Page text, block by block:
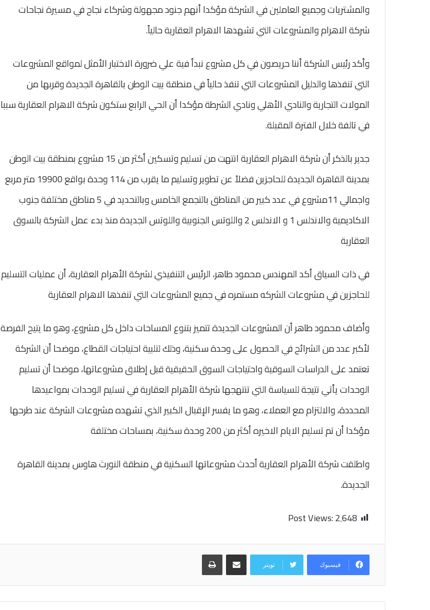
والمشتريات وجميع العاملين في الشركة مؤكدا أنهم جنود مجهولة وشركاء نجاح في مسيرة نجاحات
شركة الاهرام والمشروعات التي تشهدها الاهرام العقارية حالياً.
وأكد رئيس الشركة أننا حريصون في كل مشروع نبدأ فية علي ضرورة الاختبار الأمثل لمواقع المشروعات
التي تنفذها والدليل المشروعات التي تنفذ حالياً في منطقة بيت الوطن بالقاهرة الجديدة وقربها من
المولات التجارية والنادي الأهلي ونادي الشرطة مؤكدا أن الحي الرابع ستكون شركة الاهرام العقارية سببا
في تالفة خلال الفترة المقبلة.
جدير بالذكر أن شركة الاهرام العقارية انتهت من تسليم وتسكين أكثر من 15 مشروع بمنطقة بيت الوطن
بمدينة القاهرة الجديدة للحاجزين فضلاً عن تطوير وتسليم ما يقرب من 114 وحدة بواقع 19900 متر مربع
واجمالي 11مشروع في عدد كبير من المناطق بالتجمع الخامس وبالتحديد في 5 مناطق مختلفة جنوب
الاكاديمية والاندلس 1 و الاندلس 2 واللوتس الجنوبية واللوتس الجديدة منذ بدء عمل الشركة بالسوق
العقارية
في ذات السياق أكد المهندس محمود طاهر، الرئيس التنفيذي لشركة الأهرام العقارية، أن عمليات التسليم
للحاجزين في مشروعات الشركه مستمره في جميع المشروعات التي تنفذها الاهرام العقارية
وأضاف محمود طاهر أن المشروعات الجديدة تتميز بتنوع المساحات داخل كل مشروع، وهو ما يتيح الفرصة
لأكبر عدد من الشرائح في الحصول على وحدة سكنية، وذلك لتلبية احتياجات القطاع، موضحا أن الشركة
تعتمد على الدراسات السوقية واحتياجات السوق الحقيقية قبل إطلاق مشروعاتها، موضحا أن تسليم
الوحدات يأتي نتيجة للسياسة التي تنتهجها شركة الأهرام العقارية في تسليم الوحدات بمواعيدها
المحددة، والالتزام مع العملاء، وهو ما يفسر الإقبال الكبير الذي تشهده مشروعات الشركة عند طرحها
مؤكدا أن تم تسليم الايام الاخيره أكثر من 200 وحدة سكنية، بمساحات مختلفة
واطلقت شركة الأهرام العقارية أحدث مشروعاتها السكنية في منطقة النورث هاوس بمدينة القاهرة
الجديدة.
Post Views:2٬648
فيسبوك تويتر